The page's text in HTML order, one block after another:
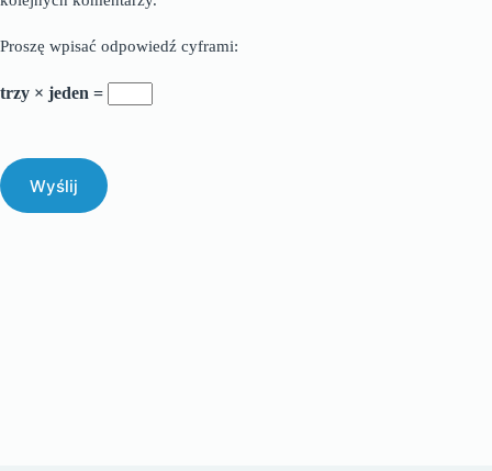
Proszę wpisać odpowiedź cyframi:
trzy × jeden =
Wyślij